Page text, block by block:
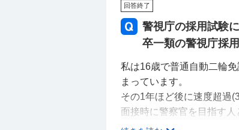
回答終了
警視庁の採用試験
卒一類の警視庁採
私は16歳で普通自動二輪
まっています。
その1年ほど後に速度超過
面接時に警察官を目指す
かを話そうと思っています